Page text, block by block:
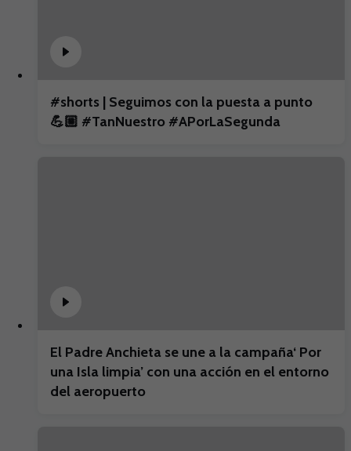
#shorts | Seguimos con la puesta a punto
💪🏼 #TanNuestro #APorLaSegunda
El Padre Anchieta se une a la campaña‘ Por
una Isla limpia’ con una acción en el entorno
del aeropuerto